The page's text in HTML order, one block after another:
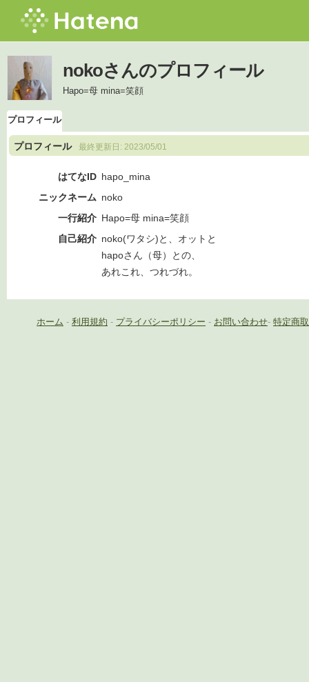
nokoさんのプロフィール
Hapo=母 mina=笑顔
プロフィール
プロフィール 最終更新日: 2023/05/01
はてなID hapo_mina
ニックネーム noko
一行紹介 Hapo=母 mina=笑顔
自己紹介 noko(ワタシ)と、オットと
hapoさん（母）との、
あれこれ、つれづれ。
ホーム - 利用規約 - プライバシーポリシー - お問い合わせ- 特定商